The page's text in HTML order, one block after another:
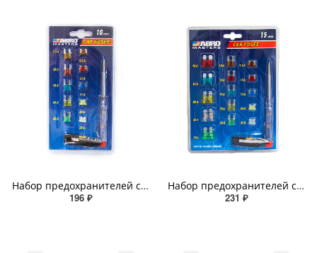
Набор предохранителей с индикаторной отверткой (Мини:7.5,10,15,20,30А; Микро:7.5,10,15,20,25А) 10 шт
196 ₽
Набор предохранителей с индикаторной отверткой (флажковые, мини, микро) 15 шт. ABRO MASTERS
231 ₽